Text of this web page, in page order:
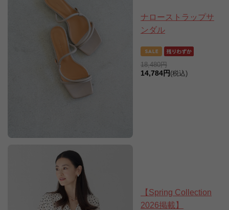
ナローストラップサ
ンダル
18,480円
14,784円 (税込)
【Spring Collection
2026掲載】